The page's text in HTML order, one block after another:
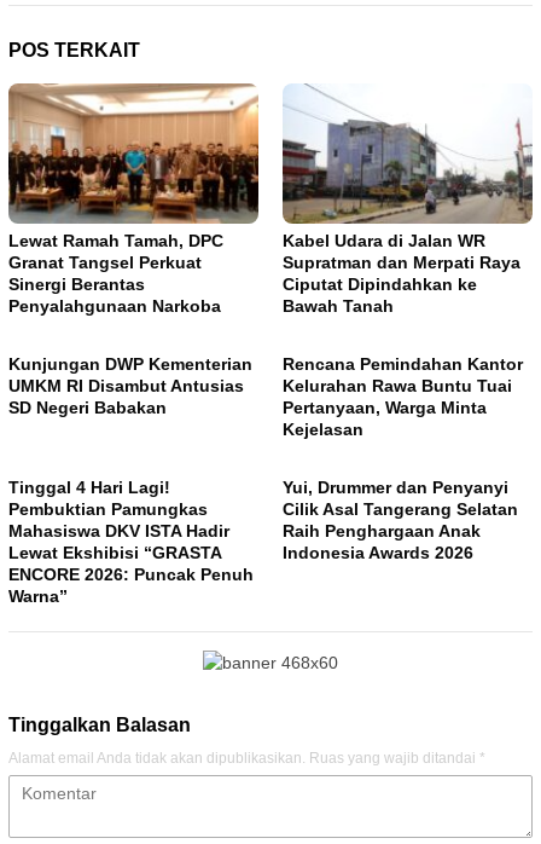
POS TERKAIT
Lewat Ramah Tamah, DPC
Granat Tangsel Perkuat
Sinergi Berantas
Penyalahgunaan Narkoba
Kabel Udara di Jalan WR
Supratman dan Merpati Raya
Ciputat Dipindahkan ke
Bawah Tanah
Kunjungan DWP Kementerian
UMKM RI Disambut Antusias
SD Negeri Babakan
Rencana Pemindahan Kantor
Kelurahan Rawa Buntu Tuai
Pertanyaan, Warga Minta
Kejelasan
Tinggal 4 Hari Lagi!
Pembuktian Pamungkas
Mahasiswa DKV ISTA Hadir
Lewat Ekshibisi “GRASTA
ENCORE 2026: Puncak Penuh
Warna”
Yui, Drummer dan Penyanyi
Cilik Asal Tangerang Selatan
Raih Penghargaan Anak
Indonesia Awards 2026
Tinggalkan Balasan
Alamat email Anda tidak akan dipublikasikan. Ruas yang wajib ditandai *